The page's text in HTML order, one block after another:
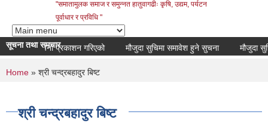
"समातामुलक समाज र समुन्नत हातुवागढीः कृषि, उद्यम, पर्यटन
पूर्वाधार र प्रविधि "
सूचना तथा समचार
सूचना प्रकाशन गरिएको मौजुदा सुचिमा समावेश हुने सुचना मौजुदा
You are here
Home » श्री चन्द्रबहादुर बिष्ट
श्री चन्द्रबहादुर बिष्ट